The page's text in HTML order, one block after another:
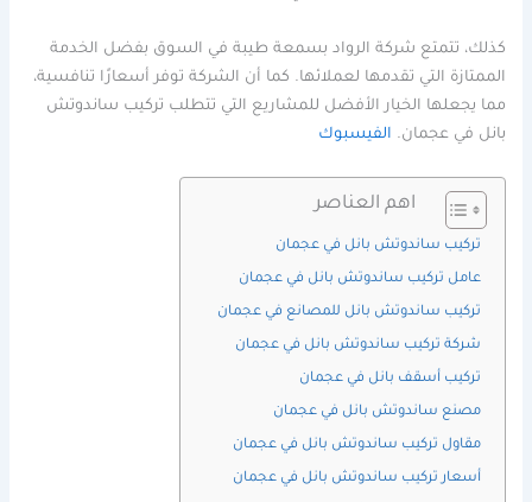
كذلك، تتمتع شركة الرواد بسمعة طيبة في السوق بفضل الخدمة
الممتازة التي تقدمها لعملائها. كما أن الشركة توفر أسعارًا تنافسية،
مما يجعلها الخيار الأفضل للمشاريع التي تتطلب تركيب ساندوتش
بانل في عجمان. الفيسبوك
اهم العناصر
تركيب ساندوتش بانل في عجمان
عامل تركيب ساندوتش بانل في عجمان
تركيب ساندوتش بانل للمصانع في عجمان
شركة تركيب ساندوتش بانل في عجمان
تركيب أسقف بانل في عجمان
مصنع ساندوتش بانل في عجمان
مقاول تركيب ساندوتش بانل في عجمان
أسعار تركيب ساندوتش بانل في عجمان